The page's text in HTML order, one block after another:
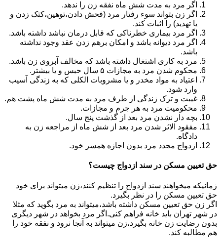
اگر مرد به مدت شش ماه نفقه زن را ندهد.
اگر زن بتواند سوء رفتار مرد (فحش دادن،توهین،کتک زدن و
یا تهدید) را اثبات کند.
اگر مرد بیماری خطرناکی که قابل درمان نباشد داشته باشد.
اگر مرد دیوانه باشد و امکان برهم زدن عقد وجود نداشته
باشد.
مرد به کاری اشتغال داشته باشد که مخالف آبروی زن باشد.
محکوم شدن مرد به مجازات ۵ سال حبس و یا بیشتر.
اعتیاد به مواد مخدر و یا مشروبات الکلی که به زندگی آسیب
وارد شود.
غیبت و ترک زندگی از طرف مرد به مدت شش ماه پشت هم.
محکومیت مرد به هر جرم و مجازات.
بچه دار نشدن مرد بعد از گذشت پنج سال.
مفقود الاثر شدن مرد بعد از شش ماه از مراجعه زن به
دادگاه.
ازدواج مجدد مرد بدون اجازه همسر خود.
حق تعیین مسکن در سند ازدواج چیست؟
زمانیکه میخواهند سند ازدواج را تنظیم کنند،زن میتواند برای خود
حق تعیین مسکن را در نظر بگیرد.
اگر زن حق تعیین مسکن داشته باشد،میتواند به مرد بگوید که مثلا
در شهر تهران باید خانه فراهم کنی.اگر مرد بخواهد در شهر دیگری
بدون رضایت زن خانه بگیرد،زن میتواند به آنجا نرود و نفقه خود را
هم مطالبه کند.